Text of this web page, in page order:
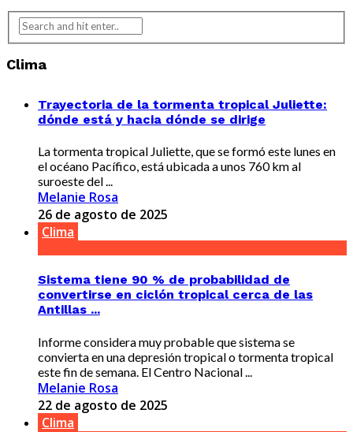
Clima
Trayectoria de la tormenta tropical Juliette:
dónde está y hacia dónde se dirige
La tormenta tropical Juliette, que se formó este lunes en
el océano Pacífico, está ubicada a unos 760 km al
suroeste del ...
Melanie Rosa
26 de agosto de 2025
Clima
Sistema tiene 90 % de probabilidad de
convertirse en ciclón tropical cerca de las
Antillas ...
Informe considera muy probable que sistema se
convierta en una depresión tropical o tormenta tropical
este fin de semana. El Centro Nacional ...
Melanie Rosa
22 de agosto de 2025
Clima